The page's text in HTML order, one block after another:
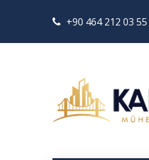
+90 464 212 03 55